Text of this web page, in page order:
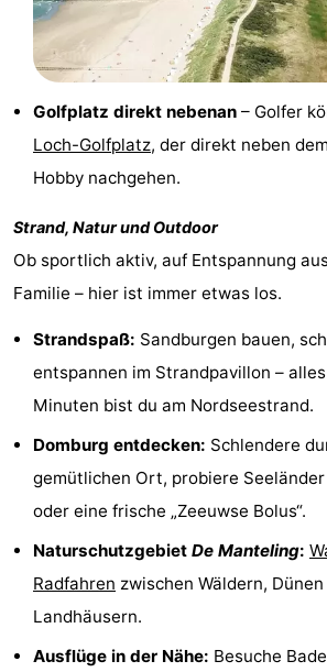
Vlaanderen
Nieuwvliet
Sluis
Cadzand
Natur
Het
Zwin
Wetter
Kontakt
Golfplatz direkt nebenan – Golfer
Loch-Golfplatz, der direkt neben
Hobby nachgehen.
Strand, Natur und Outdoor
Ob sportlich aktiv, auf Entspannung
Familie – hier ist immer etwas los.
Strandspaß: Sandburgen bauen,
entspannen im Strandpavillon –
Minuten bist du am Nordseestrand.
Domburg entdecken: Schlendere
gemütlichen Ort, probiere
oder eine frische „Zeeuwse Bolus“.
Naturschutzgebiet De Manteling:
Radfahren zwischen Wäldern,
Landhäusern.
Ausflüge in der Nähe: Besuche